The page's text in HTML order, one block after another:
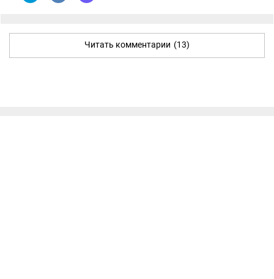
Читать комментарии (13)